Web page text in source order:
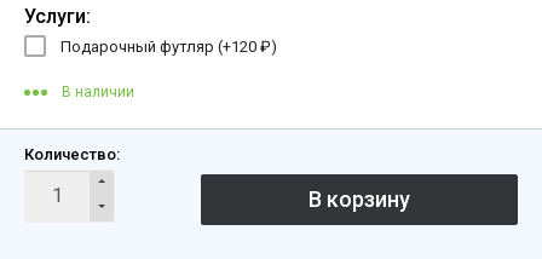
Услуги:
Подарочный футляр (+120 ₽)
В наличии
Количество: